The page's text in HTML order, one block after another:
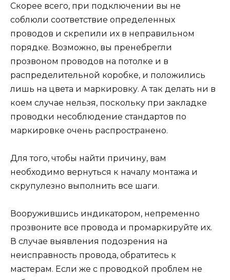
Скорее всего, при подключении вы не
соблюли соответствие определенных
проводов и скрепили их в неправильном
порядке. Возможно, вы пренебрегли
прозвоном проводов на потолке и в
распределительной коробке, и положились
лишь на цвета и маркировку. А так делать ни в
коем случае нельзя, поскольку при закладке
проводки несоблюдение стандартов по
маркировке очень распространено.
Для того, чтобы найти причину, вам
необходимо вернуться к началу монтажа и
скрупулезно выполнить все шаги.
Вооружившись индикатором, непременно
прозвоните все провода и промаркируйте их.
В случае выявления подозрения на
неисправность провода, обратитесь к
мастерам. Если же с проводкой проблем не